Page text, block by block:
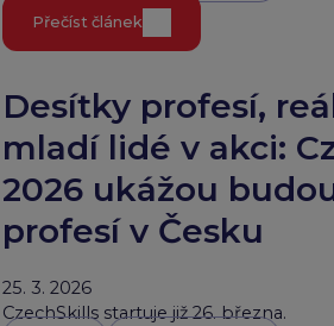
Přečíst článek
Desítky profesí,
mladí lidé v akci:
2026 ukážou
profesí v Česku
25. 3. 2026
CzechSkills startuje již 26. března.